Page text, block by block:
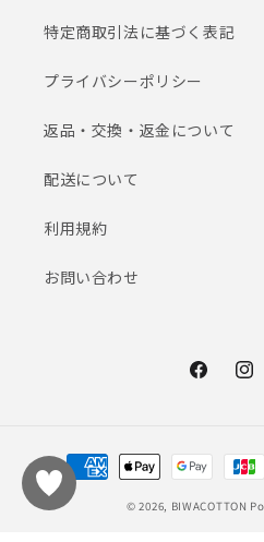
特定商取引法に基づく表記
プライバシーポリシー
返品・交換・返金について
配送について
利用規約
お問い合わせ
Facebook
決
済
方
© 2026, BIWACOTTON